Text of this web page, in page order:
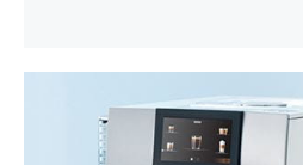
información